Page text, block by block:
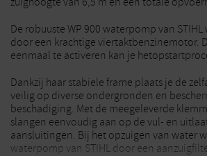
De robuuste WP 900 waterpomp van
door een krachtige viertaktbenzinemotor.
eenmaal te activeren kan je
Dankzij haar stabiele frame plaats je de
veilig op diverse ondergronden en
beschadiging. Met de meegeleverde
slangen eenvoudig aan op de vul- en
aansluitingen. Bij het opzuigen van water
waterpomp van STIHL door een